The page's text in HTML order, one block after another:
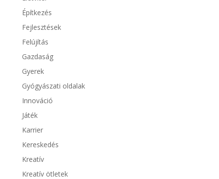
Építkezés
Fejlesztések
Felújítás
Gazdaság
Gyerek
Gyógyászati oldalak
Innováció
Játék
Karrier
Kereskedés
Kreatív
Kreatív ötletek